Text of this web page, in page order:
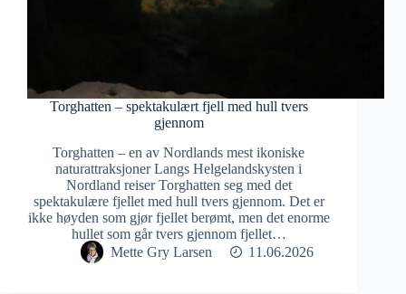
Torghatten – spektakulært fjell med hull tvers
gjennom
Torghatten – en av Nordlands mest ikoniske
naturattraksjoner Langs Helgelandskysten i
Nordland reiser Torghatten seg med det
spektakulære fjellet med hull tvers gjennom. Det er
ikke høyden som gjør fjellet berømt, men det enorme
hullet som går tvers gjennom fjellet…
Mette Gry Larsen
11.06.2026